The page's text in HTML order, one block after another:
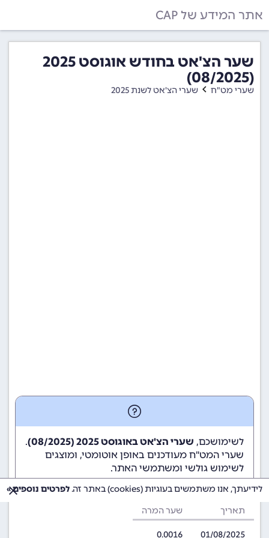
אתר המידע של CAP
שער הצ'אט בחודש אוגוסט 2025
(08/2025)
שערי מט"ח שערי הצ'אט לשנת 2025
לשימושכם, שערי הצ'אט באוגוסט 2025 (08/2025)
.
שערי המט"ח מעודכנים באופן אוטומטי, ומוצגים
לשימוש גולשי ומשתמשי האתר.
תאריך שער המרה
01/08/2025
0.0016
לידיעתך, אנו משתמשים בעוגיות (cookies) באתר זה. לפרטים נוספים »